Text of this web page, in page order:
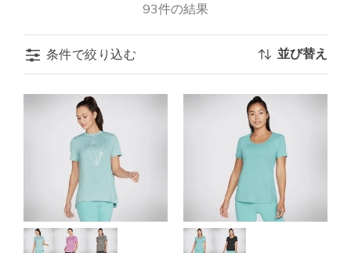
93件の結果
条件で絞り込む 並び替え